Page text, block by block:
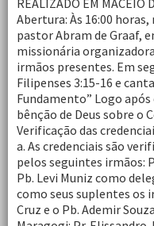
REALIZADO EM MACEIÓ
Abertura: Às 16:00
pastor Abram de Graaf,
missionária
irmãos presentes. Em
Filipenses 3:15-16 e
Fundamento” Logo
bênção de Deus sobre o
Verificação das
a. As credenciais são
pelos seguintes irmãos:
Pb. Levi Muniz como
como seus suplentes os
Cruz e o Pb. Ademir